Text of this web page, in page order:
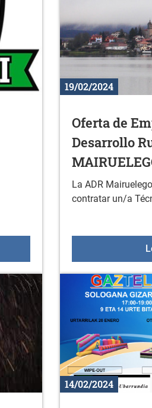
Araski- Celta Zorka
19/02/2024
Oferta de
Desarrollo
La ADR
contratar un/a
14/02/2024